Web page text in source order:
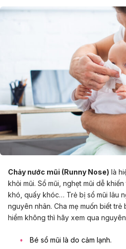
Chảy nước mũi (Runny Nose) là
khỏi mũi. Sổ mũi, nghẹt mũi dễ
khó, quấy khóc… Trẻ bị sổ mũi lâu
nguyên nhân. Cha mẹ muốn biết
hiểm không thì hãy xem qua
Bé sổ mũi là do cảm lạnh.